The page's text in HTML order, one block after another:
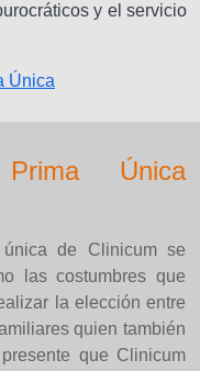
y el servicio
Única
Única
de Clinicum se
las costumbres que
la elección entre
quien también
que Clinicum